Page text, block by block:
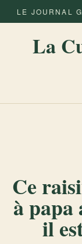
LE JOURNAL
La
Ce
à papa
il